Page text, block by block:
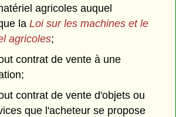
agricoles auquel
la Loi sur les machines et le
agricoles;
contrat de vente à une
contrat de vente d'objets ou
que l'acheteur se propose